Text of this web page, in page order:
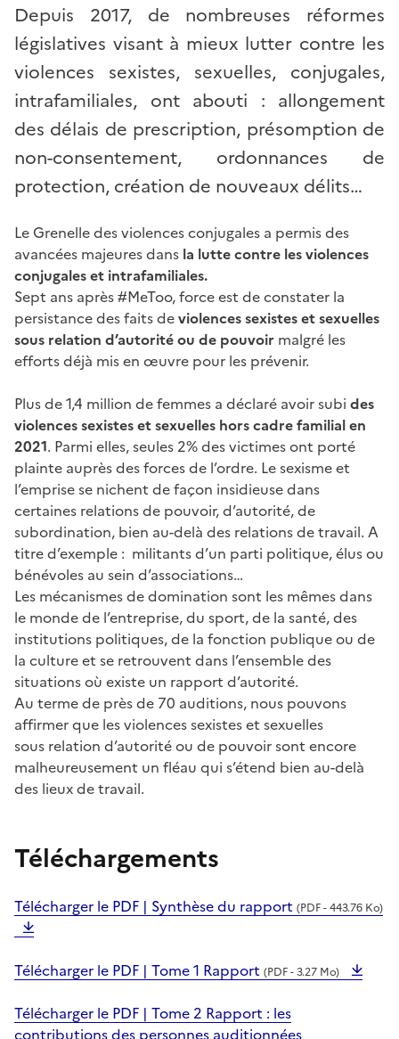
Depuis 2017, de nombreuses réformes
législatives visant à mieux lutter contre les
violences sexistes, sexuelles, conjugales,
intrafamiliales, ont abouti : allongement
des délais de prescription, présomption de
non-consentement, ordonnances de
protection, création de nouveaux délits…
Le Grenelle des violences conjugales a permis des
avancées majeures dans la lutte contre les violences
conjugales et intrafamiliales.
Sept ans après #MeToo, force est de constater la
persistance des faits deviolences sexistes et sexuelles
sous relation d’autorité ou de pouvoir malgré les
efforts déjà mis en œuvre pour les prévenir.
Plus de 1,4 million de femmes a déclaré avoir subi des
violences sexistes et sexuelles hors cadre familial en
2021. Parmi elles, seules 2% des victimes ont porté
plainte auprès des forces de l’ordre. Le sexisme et
l’emprise se nichent de façon insidieuse dans
certaines relations de pouvoir, d’autorité, de
subordination, bien au-delà des relations de travail. A
titre d’exemple : militants d’un parti politique, élus ou
bénévoles au sein d’associations…
Les mécanismes de domination sont les mêmes dans
le monde de l’entreprise, du sport, de la santé, des
institutions politiques, de la fonction publique ou de
la culture et se retrouvent dans l’ensemble des
situations où existe un rapport d’autorité.
Au terme de près de 70 auditions, nous pouvons
affirmer que les violences sexistes et sexuelles
sous relation d’autorité ou de pouvoir sont encore
malheureusement un fléau qui s’étend bien au-delà
des lieux de travail.
Téléchargements
Télécharger le PDF | Synthèse du rapport (PDF - 443.76 Ko)
Télécharger le PDF | Tome 1 Rapport (PDF - 3.27 Mo)
Télécharger le PDF | Tome 2 Rapport : les
contributions des personnes auditionnées